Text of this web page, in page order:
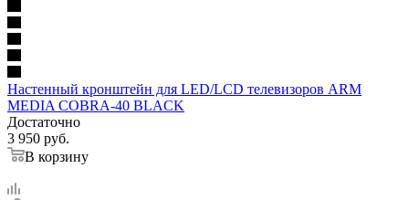
Настенный кронштейн для LED/LCD телевизоров ARM
MEDIA COBRA-40 BLACK
Достаточно
3 950 руб.
В корзину